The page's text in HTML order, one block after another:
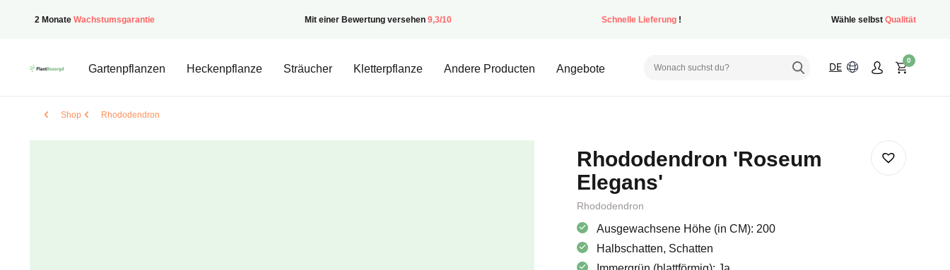
2 Monate Wachstumsgarantie Mit einer Bewertung versehen 9,3/10 Schnelle Lieferung ! Wähle selbst Qualität
PflanzenGeliefert
Gartenpflanzen Heckenpflanze Sträucher Kletterpflanze Andere Producten Angebote DE
0
Shop Rhododendron
Rhododendron 'Roseum
Elegans'
Rhododendron
Ausgewachsene Höhe (in CM): 200
Halbschatten, Schatten